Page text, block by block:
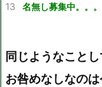
13 名無し募集中。。。
同じようなこと
お咎めなしなの